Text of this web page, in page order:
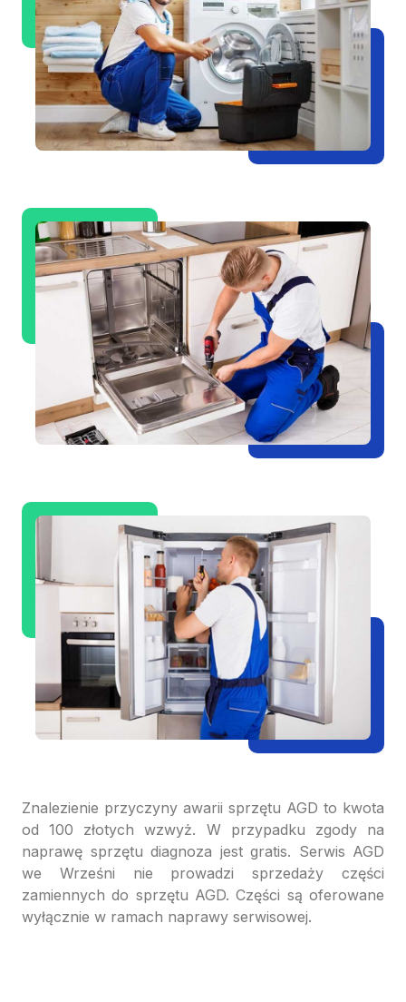
Znalezienie przyczyny awarii sprzętu AGD to kwota
od 100 złotych wzwyż. W przypadku zgody na
naprawę sprzętu diagnoza jest gratis. Serwis AGD
we Wrześni nie prowadzi sprzedaży części
zamiennych do sprzętu AGD. Części są oferowane
wyłącznie w ramach naprawy serwisowej.